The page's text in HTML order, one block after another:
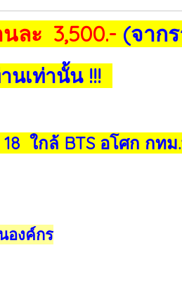
ละ 3,500.- (จาก
เท่านั้น !!!
ใกล้ BTS อโศก กทม
องค์กร